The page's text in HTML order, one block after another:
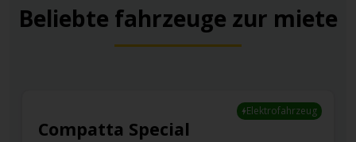
Beliebte fahrzeuge zur miete
Elektrofahrzeug
Compatta Special